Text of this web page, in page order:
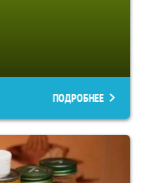
ПОДРОБНЕЕ